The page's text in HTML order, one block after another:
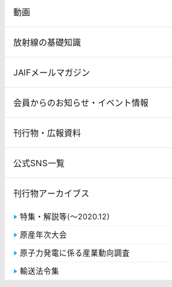
動画
放射線の基礎知識
JAIFメールマガジン
会員からのお知らせ・イベント情報
刊行物・広報資料
公式SNS一覧
刊行物アーカイブス
特集・解説等(～2020.12)
原産年次大会
原子力発電に係る産業動向調査
輸送法令集